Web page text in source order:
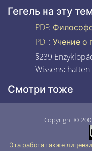
Гегель на эту
PDF:
PDF: Учение о
§239
Wissenschaften
Смотри тоже
Copyright ©
Эта работа также